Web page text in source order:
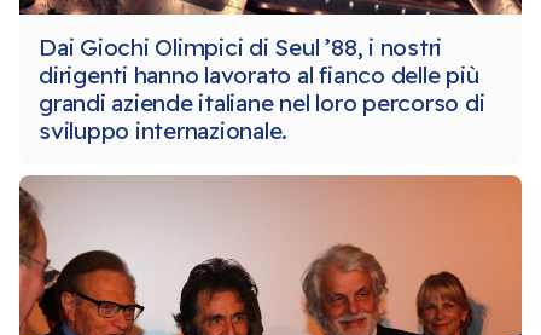
Dai Giochi Olimpici di Seul ’88, i nostri
dirigenti hanno lavorato al fianco delle più
grandi aziende italiane nel loro percorso di
sviluppo internazionale.